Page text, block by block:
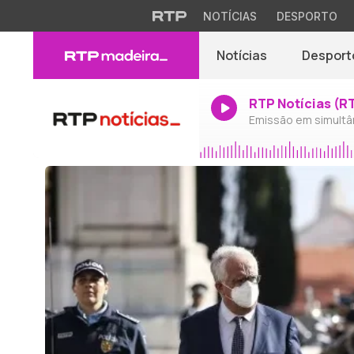
NOTÍCIAS DESPORTO
Notícias
RTP Notícias
Emissão em